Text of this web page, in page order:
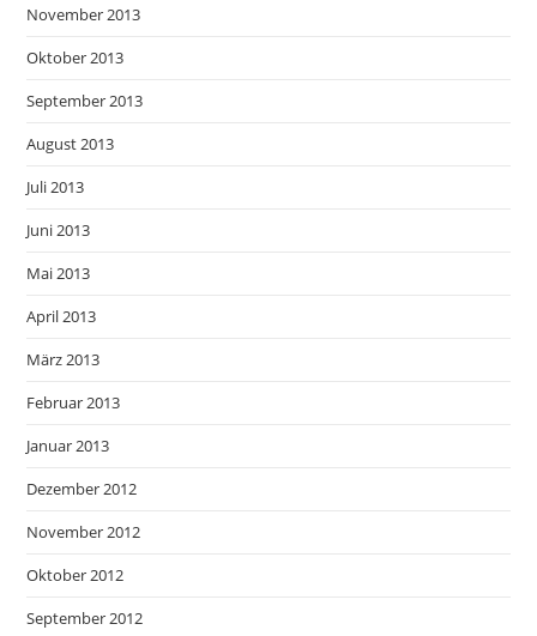
November 2013
Oktober 2013
September 2013
August 2013
Juli 2013
Juni 2013
Mai 2013
April 2013
März 2013
Februar 2013
Januar 2013
Dezember 2012
November 2012
Oktober 2012
September 2012